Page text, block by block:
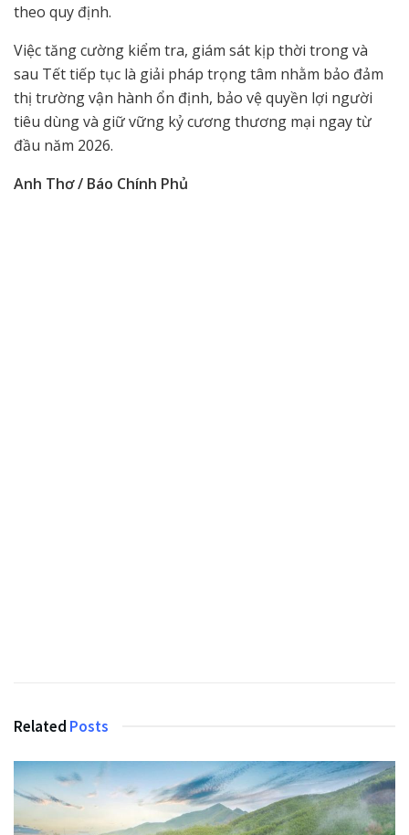
theo quy định.
Việc tăng cường kiểm tra, giám sát kịp thời trong và
sau Tết tiếp tục là giải pháp trọng tâm nhằm bảo đảm
thị trường vận hành ổn định, bảo vệ quyền lợi người
tiêu dùng và giữ vững kỷ cương thương mại ngay từ
đầu năm 2026.
Anh Thơ / Báo Chính Phủ
Related Posts